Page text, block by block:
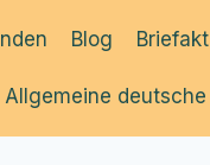
Blog
Allgemeine